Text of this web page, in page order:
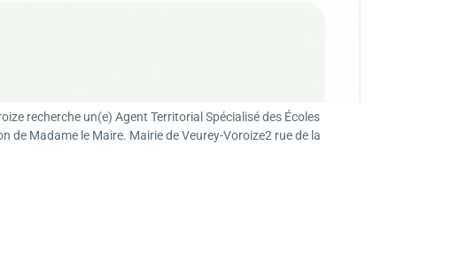
recherche un(e) Agent Territorial Spécialisé des Écoles
de Madame le Maire. Mairie de Veurey-Voroize2 rue de la